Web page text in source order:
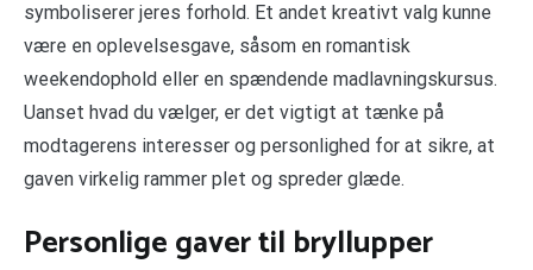
symboliserer jeres forhold. Et andet kreativt valg kunne
være en oplevelsesgave, såsom en romantisk
weekendophold eller en spændende madlavningskursus.
Uanset hvad du vælger, er det vigtigt at tænke på
modtagerens interesser og personlighed for at sikre, at
gaven virkelig rammer plet og spreder glæde.
Personlige gaver til bryllupper